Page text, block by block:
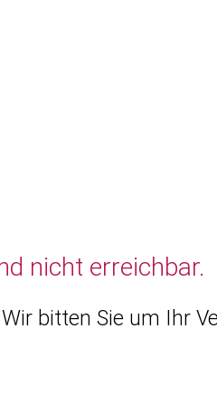
nicht erreichbar.
bitten Sie um Ihr